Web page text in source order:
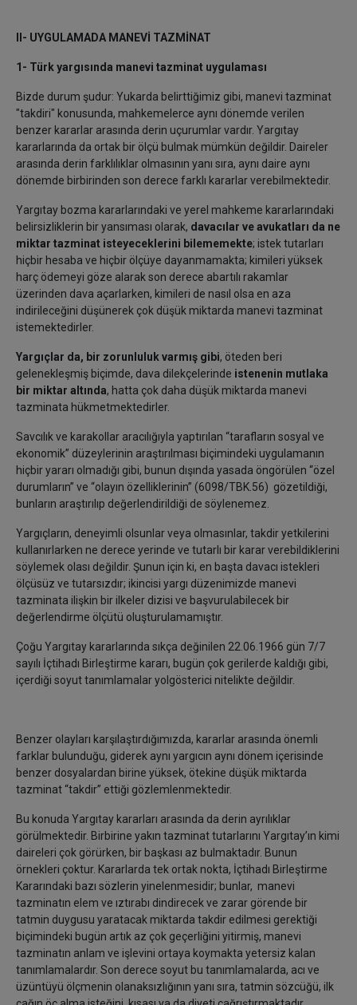
II- UYGULAMADA MANEVİ TAZMİNAT
1- Türk yargısında manevi tazminat uygulaması
Bizde durum şudur: Yukarda belirttiğimiz gibi, manevi tazminat
"takdiri" konusunda, mahkemelerce aynı dönemde verilen
benzer kararlar arasında derin uçurumlar vardır. Yargıtay
kararlarında da ortak bir ölçü bulmak mümkün değildir. Daireler
arasında derin farklılıklar olmasının yanı sıra, aynı daire aynı
dönemde birbirinden son derece farklı kararlar verebilmektedir.
Yargıtay bozma kararlarındaki ve yerel mahkeme kararlarındaki
belirsizliklerin bir yansıması olarak, davacılar ve avukatları da ne
miktar tazminat isteyeceklerini bilememekte; istek tutarları
hiçbir hesaba ve hiçbir ölçüye dayanmamakta; kimileri yüksek
harç ödemeyi göze alarak son derece abartılı rakamlar
üzerinden dava açarlarken, kimileri de nasıl olsa en aza
indirileceğini düşünerek çok düşük miktarda manevi tazminat
istemektedirler.
Yargıçlar da, bir zorunluluk varmış gibi, öteden beri
gelenekleşmiş biçimde, dava dilekçelerinde istenenin mutlaka
bir miktar altında, hatta çok daha düşük miktarda manevi
tazminata hükmetmektedirler.
Savcılık ve karakollar aracılığıyla yaptırılan “tarafların sosyal ve
ekonomik” düzeylerinin araştırılması biçimindeki uygulamanın
hiçbir yararı olmadığı gibi, bunun dışında yasada öngörülen “özel
durumların” ve “olayın özelliklerinin” (6098/TBK.56) gözetildiği,
bunların araştırılıp değerlendirildiği de söylenemez.
Yargıçların, deneyimli olsunlar veya olmasınlar, takdir yetkilerini
kullanırlarken ne derece yerinde ve tutarlı bir karar verebildiklerini
söylemek olası değildir. Şunun için ki, en başta davacı istekleri
ölçüsüz ve tutarsızdır; ikincisi yargı düzenimizde manevi
tazminata ilişkin bir ilkeler dizisi ve başvurulabilecek bir
değerlendirme ölçütü oluşturulamamıştır.
Çoğu Yargıtay kararlarında sıkça değinilen 22.06.1966 gün 7/7
sayılı İçtihadı Birleştirme kararı, bugün çok gerilerde kaldığı gibi,
içerdiği soyut tanımlamalar yolgösterici nitelikte değildir.
Benzer olayları karşılaştırdığımızda, kararlar arasında önemli
farklar bulunduğu, giderek aynı yargıcın aynı dönem içerisinde
benzer dosyalardan birine yüksek, ötekine düşük miktarda
tazminat “takdir” ettiği gözlemlenmektedir.
Bu konuda Yargıtay kararları arasında da derin ayrılıklar
görülmektedir. Birbirine yakın tazminat tutarlarını Yargıtay’ın kimi
daireleri çok görürken, bir başkası az bulmaktadır. Bunun
örnekleri çoktur. Kararlarda tek ortak nokta, İçtihadı Birleştirme
Kararındaki bazı sözlerin yinelenmesidir; bunlar, manevi
tazminatın elem ve ıztırabı dindirecek ve zarar görende bir
tatmin duygusu yaratacak miktarda takdir edilmesi gerektiği
biçimindeki bugün artık az çok geçerliğini yitirmiş, manevi
tazminatın anlam ve işlevini ortaya koymakta yetersiz kalan
tanımlamalardır. Son derece soyut bu tanımlamalarda, acı ve
üzüntüyü ölçmenin olanaksızlığının yanı sıra, tatmin sözcüğü, ilk